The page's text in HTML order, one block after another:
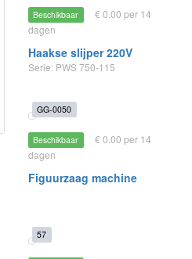
Beschikbaar
€ 0.00 per 14
dagen
Haakse slijper 220V
Serie: PWS 750-115
GG-0050
Beschikbaar
€ 0.00 per 14
dagen
Figuurzaag machine
57